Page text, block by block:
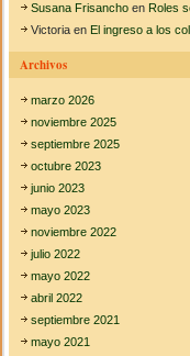
Susana Frisancho enRoles
Victoria enEl ingreso a los
Archivos
marzo 2026
noviembre 2025
septiembre 2025
octubre 2023
junio 2023
mayo 2023
noviembre 2022
julio 2022
mayo 2022
abril 2022
septiembre 2021
mayo 2021